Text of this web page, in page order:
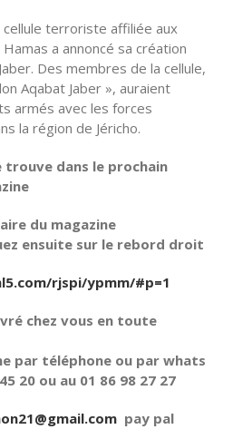
cellule terroriste affiliée aux
a annoncé sa création
Des membres de la cellule,
Aqabat Jaber », auraient
armés avec les forces
la région de Jéricho.
trouve dans le prochain
du magazine
ensuite sur le rebord droit
rjspi/ypmm/#p=1
chez vous en toute
par téléphone ou par whats
20 ou au 01 86 98 27 27
pay pal